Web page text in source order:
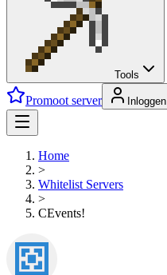
Tools
Promoot server Inloggen
Home
>
Whitelist Servers
>
CEvents!